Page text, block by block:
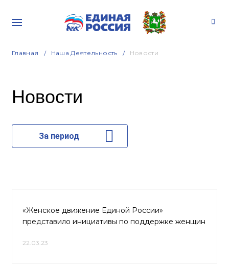
Главная Наша Деятельность Новости
Новости
За период
«Женское движение Единой России»
представило инициативы по поддержке женщин
22.03.23